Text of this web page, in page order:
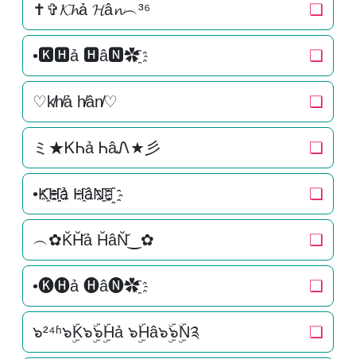
✝✞𝓚𝓱ả 𝓗â𝓷︵³⁶ ❏
•🅺🅷ả 🅷â🅽✿҈ ❏
♡k̸h̸ả h̸ân̸♡ ❏
ミ★ᏦᏂả ᏂâᏁ★彡 ❏
•K҈H҈҈ả H҈âN҈҈✿҈ ❏
︵✿K̆H̆̆ả H̆âN̆̆‿✿ ❏
•🅚🅗ả 🅗â🅝✿҈ ❏
๖²⁴ʱ๖ۣۜK๖ۣۜ๖ۣۜHả ๖ۣۜHâ๖ۣۜ๖ۣۜN༉ ❏